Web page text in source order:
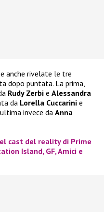
anche rivelate le tre
dopo puntata. La prima,
Rudy Zerbi e Alessandra
da Lorella Cuccarini e
invece da Anna
cast del reality di Prime
Island, GF, Amici e